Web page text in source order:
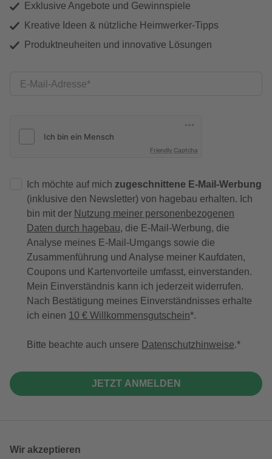
Exklusive Angebote und Gewinnspiele
Kreative Ideen & nützliche Heimwerker-Tipps
Produktneuheiten und innovative Lösungen
E-Mail-Adresse
Friendly Captcha
Ich möchte auf mich zugeschnittene E-Mail-Werbung
(inklusive den Newsletter) von hagebau erhalten. Ich
bin mit der Nutzung meiner personenbezogenen
Daten durch hagebau, die E-Mail-Werbung, die
Analyse meines E-Mail-Umgangs sowie die
Zusammenführung und Analyse meiner Kaufdaten,
Coupons und Kartenvorteile umfasst, einverstanden.
Mein Einverständnis kann ich jederzeit widerrufen.
Nach Bestätigung meines Einverständnisses erhalte
ich einen 10 € Willkommensgutschein*.
Bitte beachte auch unsere Datenschutzhinweise.
JETZT ANMELDEN
Wir akzeptieren